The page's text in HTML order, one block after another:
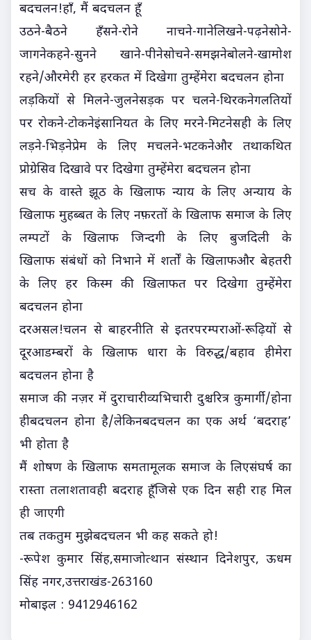
बदचलन!हाँ, मैं बदचलन हूँ
उठने-बैठने हँसने-रोने नाचने-गानेलिखने-पढ़नेसोने-
जागनेकहने-सुनने खाने-पीनेसोचने-समझनेबोलने-खामोश
रहने/औरमेरी हर हरकत में दिखेगा तुम्हेंमेरा बदचलन होना
लड़कियों से मिलने-जुलनेसड़क पर चलने-थिरकनेगलतियों
पर रोकने-टोकनेइंसानियत के लिए मरने-मिटनेसही के लिए
लड़ने-भिड़नेप्रेम के लिए मचलने-भटकनेऔर तथाकथित
प्रोग्रेसिव दिखावे पर दिखेगा तुम्हेंमेरा बदचलन होना
सच के वास्ते झूठ के खिलाफ न्याय के लिए अन्याय के
खिलाफ मुहब्बत के लिए नफ़रतों के खिलाफ समाज के लिए
लम्पटों के खिलाफ जिन्दगी के लिए बुजदिली के
खिलाफ संबंधों को निभाने में शर्तों के खिलाफऔर बेहतरी
के लिए हर किस्म की खिलाफत पर दिखेगा तुम्हेंमेरा
बदचलन होना
दरअसल!चलन से बाहरनीति से इतरपरम्पराओं-रूढ़ियों से
दूरआडम्बरों के खिलाफ धारा के विरुद्ध/बहाव हीमेरा
बदचलन होना है
समाज की नज़र में दुराचारीव्यभिचारी दुश्चरित्र कुमार्गी/होना
हीबदचलन होना है/लेकिनबदचलन का एक अर्थ ‘बदराह’
भी होता है
मैं शोषण के खिलाफ समतामूलक समाज के लिएसंघर्ष का
रास्ता तलाशतावही बदराह हूँजिसे एक दिन सही राह मिल
ही जाएगी
तब तकतुम मुझेबदचलन भी कह सकते हो!
-रूपेश कुमार सिंह,समाजोत्थान संस्थान दिनेशपुर, ऊधम
सिंह नगर,उत्तराखंड-263160
मोबाइल : 9412946162